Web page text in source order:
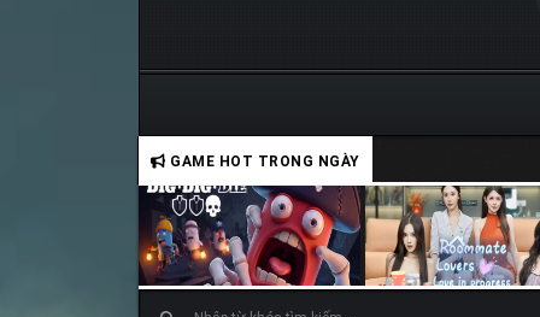
GAME HOT TRONG NGÀY